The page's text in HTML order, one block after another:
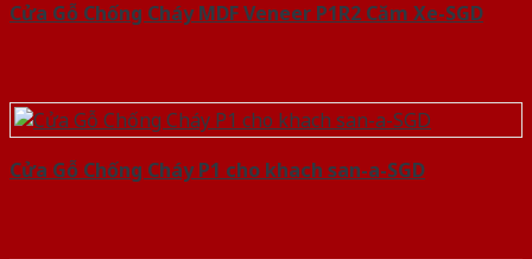
Cửa Gỗ Chống Cháy MDF Veneer P1R2 Căm Xe-SGD
Cửa Gỗ Chống Cháy P1 cho khach san-a-SGD